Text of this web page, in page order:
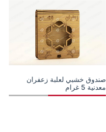
صندوق خشبي لعلبة زعفران
معدنية 5 غرام